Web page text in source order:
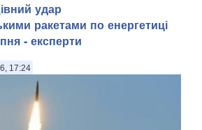
удар
ракетами по енергетиці
- експерти
17:24